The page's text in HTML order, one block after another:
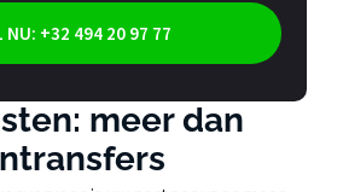
NU: +32 494 20 97 77
meer dan